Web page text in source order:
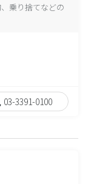
乗り捨てなどの
03-3391-0100